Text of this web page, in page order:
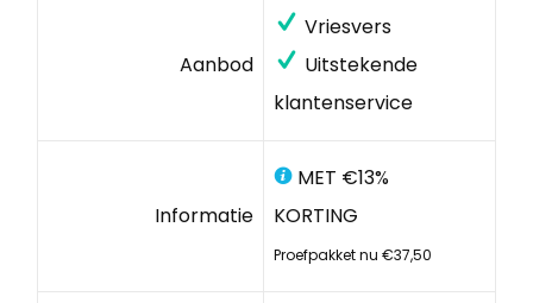
Aanbod
Vriesvers
Uitstekende
klantenservice
Informatie
MET €13%
KORTING
Proefpakket nu €37,50